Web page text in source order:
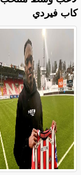
كاب فيردي